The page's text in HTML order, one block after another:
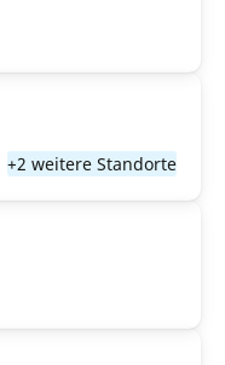
+2 weitere Standorte